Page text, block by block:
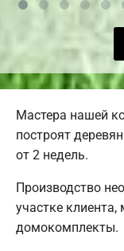
Мастера нашей
построят
от 2 недель.
Производство
участке
домокомплекты.